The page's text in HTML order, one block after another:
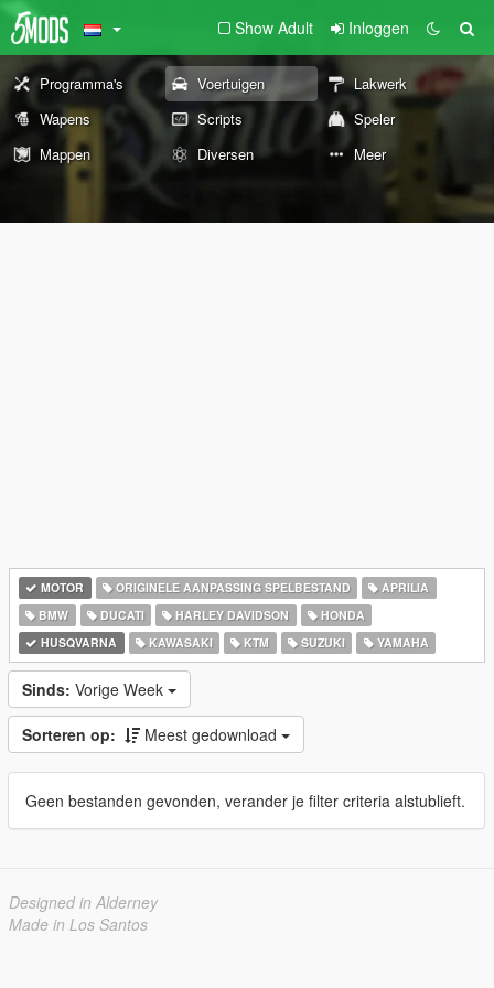
Show Adult Inloggen
Programma's Voertuigen
Lakwerk
Wapens
Scripts
Speler
Mappen
Diversen Meer
MOTOR ORIGINELE AANPASSING SPELBESTAND
APRILIA
BMW
DUCATI HARLEY DAVIDSON
HONDA
HUSQVARNA
KAWASAKI KTM SUZUKI YAMAHA
Sinds: Vorige Week
Sorteren op: Meest gedownload
Geen bestanden gevonden, verander je filter criteria alstublieft.
Designed in Alderney
Made in Los Santos